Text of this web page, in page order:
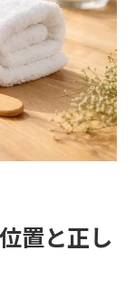
置と正し